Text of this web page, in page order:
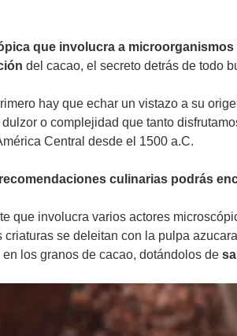
que involucra a
del cacao, el secreto detrás de todo
hay que echar un vistazo a su
o complejidad que tanto
Central desde el 1500 a.C.
culinarias podrás
que involucra varios actores
se deleitan con la pulpa
los granos de cacao, dotándolos de